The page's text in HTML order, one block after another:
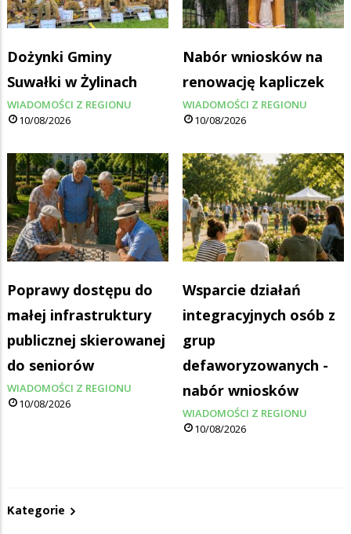
Dożynki Gminy
Suwałki w Żylinach
WIADOMOŚCI Z REGIONU
10/08/2026
Nabór wniosków na
renowację kapliczek
WIADOMOŚCI Z REGIONU
10/08/2026
Poprawy dostępu do
małej infrastruktury
publicznej skierowanej
do seniorów
WIADOMOŚCI Z REGIONU
10/08/2026
Wsparcie działań
integracyjnych osób z
grup
defaworyzowanych -
nabór wniosków
WIADOMOŚCI Z REGIONU
10/08/2026
Kategorie